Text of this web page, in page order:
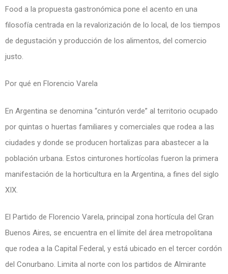
Food a la propuesta gastronómica pone el acento en una
filosofía centrada en la revalorización de lo local, de los tiempos
de degustación y producción de los alimentos, del comercio
justo.
Por qué en Florencio Varela
En Argentina se denomina “cinturón verde” al territorio ocupado
por quintas o huertas familiares y comerciales que rodea a las
ciudades y donde se producen hortalizas para abastecer a la
población urbana. Estos cinturones hortícolas fueron la primera
manifestación de la horticultura en la Argentina, a fines del siglo
XIX.
El Partido de Florencio Varela, principal zona hortícula del Gran
Buenos Aires, se encuentra en el límite del área metropolitana
que rodea a la Capital Federal, y está ubicado en el tercer cordón
del Conurbano. Limita al norte con los partidos de Almirante